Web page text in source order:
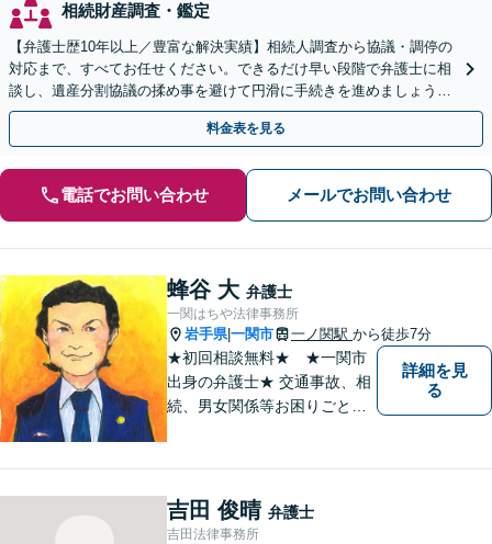
相続財産調査・鑑定
【弁護士歴10年以上／豊富な解決実績】相続人調査から協議・調停の
対応まで、すべてお任せください。できるだけ早い段階で弁護士に相
談し、遺産分割協議の揉め事を避けて円滑に手続きを進めましょう
【秘密厳守】【完全個室対応】【休日・夜間相談あり】
料金表を見る
電話でお問い合わせ メールでお問い合わせ
蜂谷 大 弁護士
一関はちや法律事務所
岩手県|一関市 一ノ関駅 から徒歩7分
★初回相談無料★ ★一関市
出身の弁護士★ 交通事故、相
続、男女関係等お困りごとが
詳細を見
る
吉田 俊晴 弁護士
吉田法律事務所